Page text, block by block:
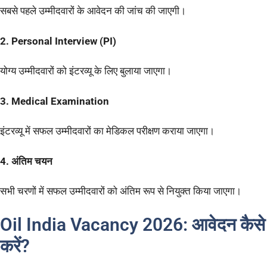
सबसे पहले उम्मीदवारों के आवेदन की जांच की जाएगी।
2. Personal Interview (PI)
योग्य उम्मीदवारों को इंटरव्यू के लिए बुलाया जाएगा।
3. Medical Examination
इंटरव्यू में सफल उम्मीदवारों का मेडिकल परीक्षण कराया जाएगा।
4. अंतिम चयन
सभी चरणों में सफल उम्मीदवारों को अंतिम रूप से नियुक्त किया जाएगा।
Oil India Vacancy 2026: आवेदन कैसे
करें?